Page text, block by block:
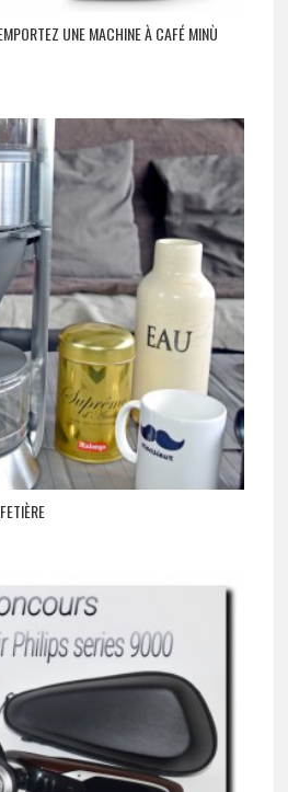
UNE MACHINE À CAFÉ MINÙ